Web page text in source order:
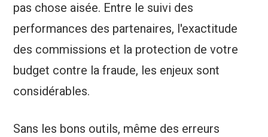
pas chose aisée. Entre le suivi des
performances des partenaires, l'exactitude
des commissions et la protection de votre
budget contre la fraude, les enjeux sont
considérables.
Sans les bons outils, même des erreurs